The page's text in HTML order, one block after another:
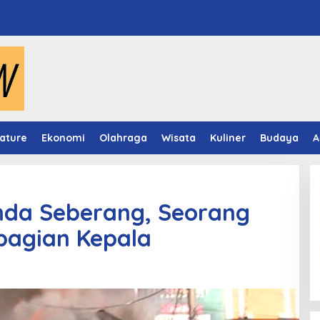
Ekonomi Olahraga Wisata Kuliner Budaya
Seberang, Seorang
KepalaVideo Mapping Museum